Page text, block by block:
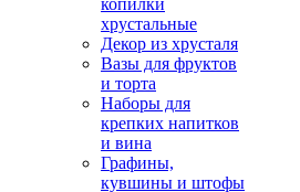
копилки
хрустальные
Декор из хрусталя
Вазы для фруктов
и торта
Наборы для
крепких напитков
и вина
Графины,
кувшины и штофы